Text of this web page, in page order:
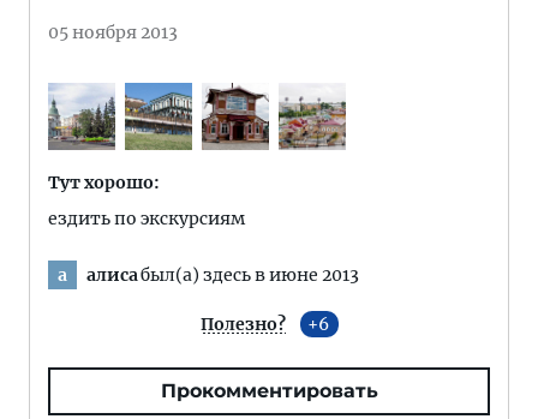
05 ноября 2013
Тут хорошо:
ездить по экскурсиям
а алисабыл(а) здесь в июне 2013
Полезно? 6
Прокомментировать